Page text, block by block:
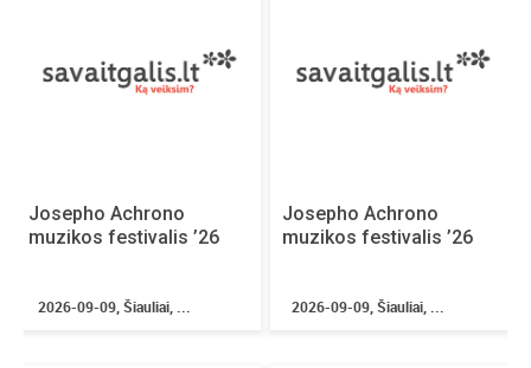
Josepho Achrono
muzikos festivalis ’26
2026-09-09, Šiauliai, ...
Josepho Achrono
muzikos festivalis ’26
2026-09-09, Šiauliai, ...